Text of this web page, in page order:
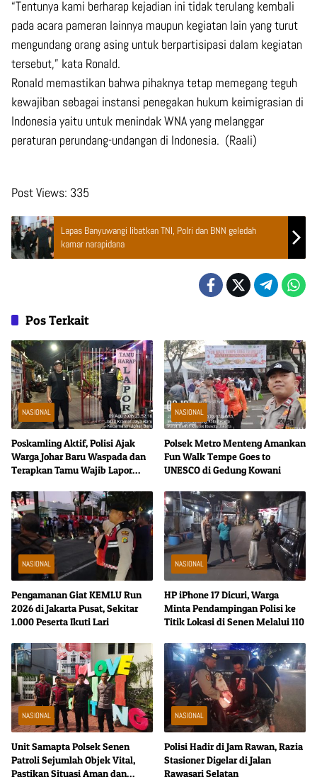
“Tentunya kami berharap kejadian ini tidak terulang kembali
pada acara pameran lainnya maupun kegiatan lain yang turut
mengundang orang asing untuk berpartisipasi dalam kegiatan
tersebut,” kata Ronald.
Ronald memastikan bahwa pihaknya tetap memegang teguh
kewajiban sebagai instansi penegakan hukum keimigrasian di
Indonesia yaitu untuk menindak WNA yang melanggar
peraturan perundang-undangan di Indonesia. (Raali)
Post Views: 335
Lapas Banyuwangi libatkan TNI, Polri dan BNN geledah
kamar narapidana
Pos Terkait
NASIONAL
Poskamling Aktif, Polisi Ajak
Warga Johar Baru Waspada dan
Terapkan Tamu Wajib Lapor
NASIONAL
Polsek Metro Menteng Amankan
Fun Walk Tempe Goes to
UNESCO di Gedung Kowani
NASIONAL
Pengamanan Giat KEMLU Run
2026 di Jakarta Pusat, Sekitar
1.000 Peserta Ikuti Lari
NASIONAL
HP iPhone 17 Dicuri, Warga
Minta Pendampingan Polisi ke
Titik Lokasi di Senen Melalui 110
NASIONAL
Unit Samapta Polsek Senen
Patroli Sejumlah Objek Vital,
Pastikan Situasi Aman dan
NASIONAL
Polisi Hadir di Jam Rawan, Razia
Stasioner Digelar di Jalan
Rawasari Selatan